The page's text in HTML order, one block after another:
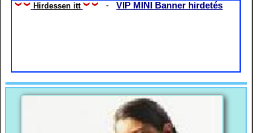
Hirdessen itt -VIP MINI Banner hirdetés